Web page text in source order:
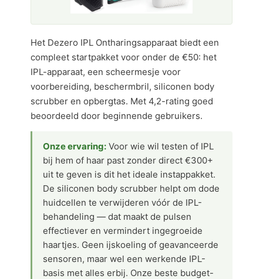
Het Dezero IPL Ontharingsapparaat biedt een
compleet startpakket voor onder de €50: het
IPL-apparaat, een scheermesje voor
voorbereiding, beschermbril, siliconen body
scrubber en opbergtas. Met 4,2-rating goed
beoordeeld door beginnende gebruikers.
Onze ervaring: Voor wie wil testen of IPL
bij hem of haar past zonder direct €300+
uit te geven is dit het ideale instappakket.
De siliconen body scrubber helpt om dode
huidcellen te verwijderen vóór de IPL-
behandeling — dat maakt de pulsen
effectiever en vermindert ingegroeide
haartjes. Geen ijskoeling of geavanceerde
sensoren, maar wel een werkende IPL-
basis met alles erbij. Onze beste budget-